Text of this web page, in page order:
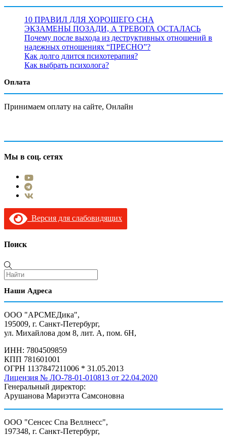
10 ПРАВИЛ ДЛЯ ХОРОШЕГО СНА
ЭКЗАМЕНЫ ПОЗАДИ, А ТРЕВОГА ОСТАЛАСЬ
Почему после выхода из деструктивных отношений в
надежных отношениях “ПРЕСНО”?
Как долго длится психотерапия?
Как выбрать психолога?
Оплата
Принимаем оплату на сайте, Онлайн
Мы в соц. сетях
Версия для слабовидящих
Поиск
Наши Адреса
ООО "АРСМЕДика",
195009, г. Санкт-Петербург,
ул. Михайлова дом 8, лит. А, пом. 6Н,
ИНН: 7804509859
КПП 781601001
ОГРН 1137847211006 * 31.05.2013
Лицензия № ЛО-78-01-010813 от 22.04.2020
Генеральный директор:
Арушанова Мариэтта Самсоновна
ООО "Сенсес Спа Веллнесс",
197348, г. Санкт-Петербург,